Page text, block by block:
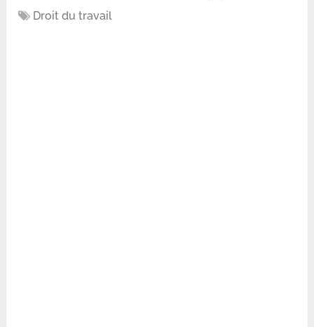
Droit du travail